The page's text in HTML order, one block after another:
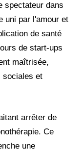
spectateur dans
uni par l'amour et
de santé
de start-ups
maîtrisée,
sociales et
arrêter de
Ce
une